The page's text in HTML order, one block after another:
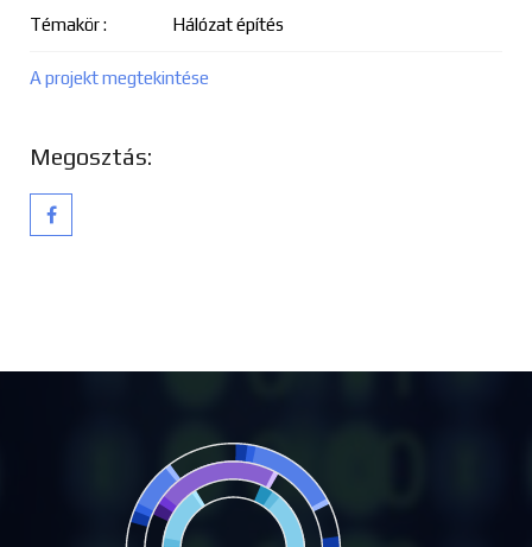
Témakör : Hálózat építés
A projekt megtekintése
Megosztás: